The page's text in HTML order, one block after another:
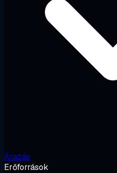
Árazás
Erőforrások